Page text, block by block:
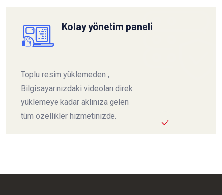
Kolay yönetim paneli
Toplu resim yüklemeden ,
Bilgisayarınızdaki videoları direk
yüklemeye kadar aklınıza gelen
tüm özellikler hizmetinizde.